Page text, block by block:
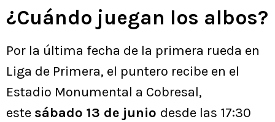
¿Cuándo juegan los albos?
Por la última fecha de la primera rueda en
Liga de Primera, el puntero recibe en el
Estadio Monumental a Cobresal,
este sábado 13 de junio desde las 17:30